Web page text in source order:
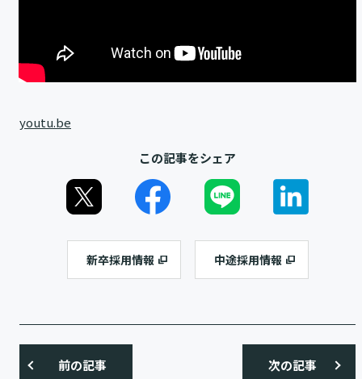
youtu.be
この記事をシェア
新卒採用情報 中途採用情報
前の記事 次の記事